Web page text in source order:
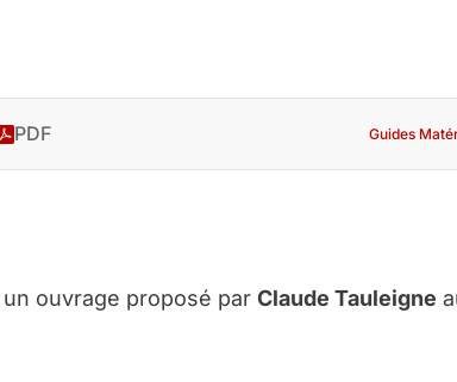
PDF Guides
un ouvrage proposé par Claude Tauleigne